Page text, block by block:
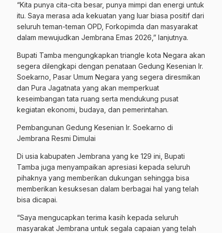
“Kita punya cita-cita besar, punya mimpi dan energi untuk
itu. Saya merasa ada kekuatan yang luar biasa positif dari
seluruh teman-teman OPD, Forkopimda dan masyarakat
dalam mewujudkan Jembrana Emas 2026,” lanjutnya.
Bupati Tamba mengungkapkan triangle kota Negara akan
segera dilengkapi dengan penataan Gedung Kesenian Ir.
Soekarno, Pasar Umum Negara yang segera diresmikan
dan Pura Jagatnata yang akan memperkuat
keseimbangan tata ruang serta mendukung pusat
kegiatan ekonomi, budaya, dan pemerintahan.
Pembangunan Gedung Kesenian Ir. Soekarno di
Jembrana Resmi Dimulai
Di usia kabupaten Jembrana yang ke 129 ini, Bupati
Tamba juga menyampaikan apresiasi kepada seluruh
pihaknya yang memberikan dukungan sehingga bisa
memberikan kesuksesan dalam berbagai hal yang telah
bisa dicapai.
“Saya mengucapkan terima kasih kepada seluruh
masyarakat Jembrana untuk segala capaian yang telah